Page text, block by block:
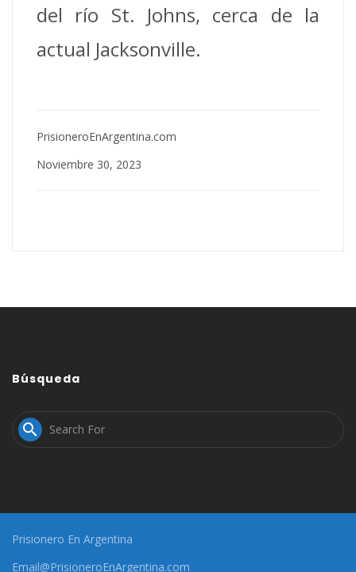
del río St. Johns, cerca de la
actual Jacksonville.
PrisioneroEnArgentina.com
Noviembre 30, 2023
Búsqueda

Prisionero En Argentina
Email@PrisioneroEnArgentina.com